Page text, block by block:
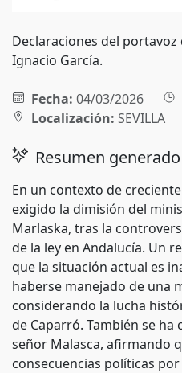
Declaraciones del portavoz
Ignacio García.
Fecha: 04/03/2026
Localización: SEVILLA
Resumen
En un contexto de
exigido la dimisión del
Marlaska, tras la
de la ley en Andalucía. Un
que la situación actual es
haberse manejado de una
considerando la lucha
de Caparró. También se
señor Malasca, afirmando
consecuencias políticas